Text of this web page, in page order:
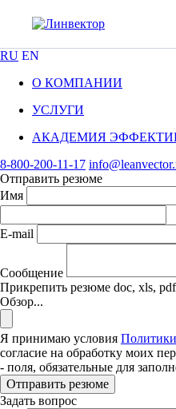
RU EN
О КОМПАНИИ
УСЛУГИ
АКАДЕМИЯ
8-800-200-11-17
Отправить резюме
Имя
E-mail
Сообщение
Прикрепить резюме doc, xls, pdf
Обзор...
Я принимаю условия
согласие на обработку моих
- поля, обязательные для
Отправить резюме
Задать вопрос